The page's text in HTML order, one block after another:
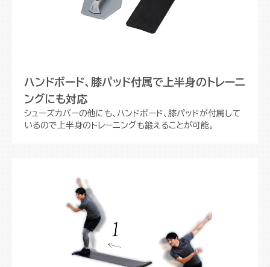
ハンドボード、膝パッド付属で上半身のトレーニ
ングにも対応
シューズカバーの他にも、ハンドボード、膝パッドが付属して
いるので上半身のトレーニングも鍛えることが可能。